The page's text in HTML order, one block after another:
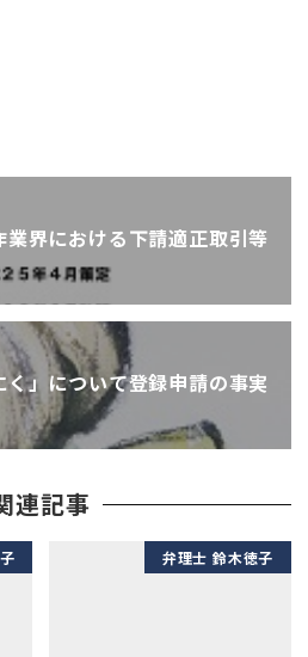
業界における下請適正取引等
く」について登録申請の事実
連記事
弁理士 鈴木徳子